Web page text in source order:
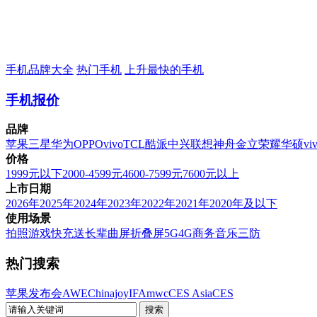
手机品牌大全 热门手机 上升最快的手机
手机报价
品牌
苹果三星华为OPPOvivoTCL酷派中兴联想神舟金立荣耀华硕
价格
1999元以下2000-4599元4600-7599元7600元以上
上市日期
2026年2025年2024年2023年2022年2021年2020年及以下
使用场景
拍照游戏快充送长辈曲屏折叠屏5G4G商务音乐三防
热门搜索
苹果发布会AWEChinajoyIFAmwcCES AsiaCES